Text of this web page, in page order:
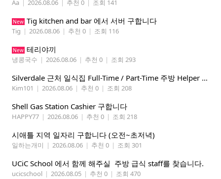
Aa 2026.08.06 추천 0 조회 141
New Tig kitchen and bar 에서 서버 구합니다
Tig | 2026.08.06 | 추천 0 | 조회 116
New 테리야끼
냉콩국수 | 2026.08.06 | 추천 0 | 조회 293
Silverdale 근처 일식집 Full-Time / Part-Time 주방 Helper 구합니다.
Kim101 | 2026.08.06 | 추천 0 | 조회 208
Shell Gas Station Cashier 구합니다
HAPPY77 | 2026.08.06 | 추천 0 | 조회 218
시애틀 지역 일자리 구합니다 (오전~초저녁)
일하는개미 | 2026.08.06 | 추천 0 | 조회 301
UCiC School 에서 함께 해주실 주방 급식 staff를 찾습니다.
ucicschool | 2026.08.05 | 추천 0 | 조회 470